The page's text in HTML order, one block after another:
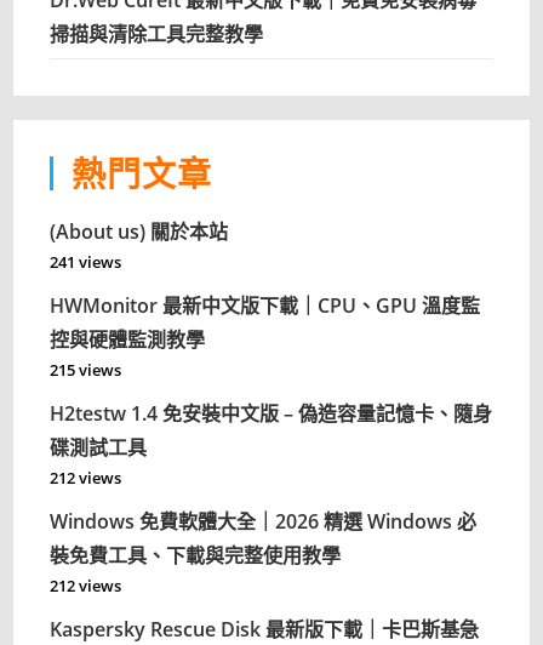
掃描與清除工具完整教學
熱門文章
(About us) 關於本站
241 views
HWMonitor 最新中文版下載｜CPU、GPU 溫度監
控與硬體監測教學
215 views
H2testw 1.4 免安裝中文版 – 偽造容量記憶卡、隨身
碟測試工具
212 views
Windows 免費軟體大全｜2026 精選 Windows 必
裝免費工具、下載與完整使用教學
212 views
Kaspersky Rescue Disk 最新版下載｜卡巴斯基急